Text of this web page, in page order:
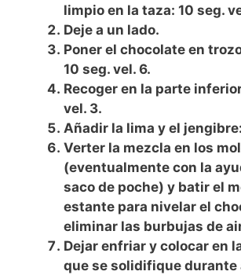
limpio en la taza: 10 seg.
Deje a un lado.
Poner el chocolate en
10 seg. vel. 6.
Recoger en la parte
vel. 3.
Añadir la lima y el
Verter la mezcla en los
(eventualmente con la
saco de poche) y batir el
estante para nivelar el
eliminar las burbujas de
Dejar enfriar y colocar en
que se solidifique durante